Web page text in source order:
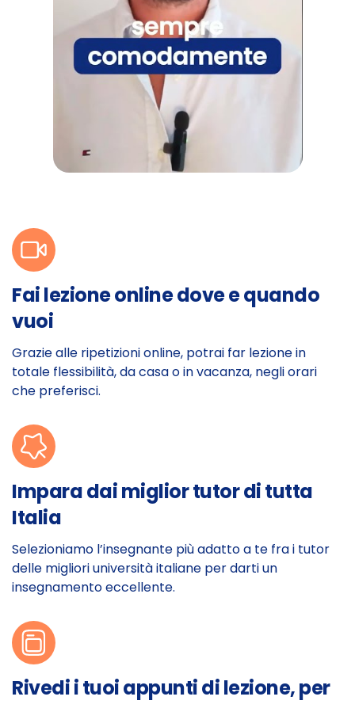
Fai lezione online dove e quando
vuoi
Grazie alle ripetizioni online, potrai far lezione in
totale flessibilità, da casa o in vacanza, negli orari
che preferisci.
Impara dai miglior tutor di tutta
Italia
Selezioniamo l’insegnante più adatto a te fra i tutor
delle migliori università italiane per darti un
insegnamento eccellente.
Rivedi i tuoi appunti di lezione, per